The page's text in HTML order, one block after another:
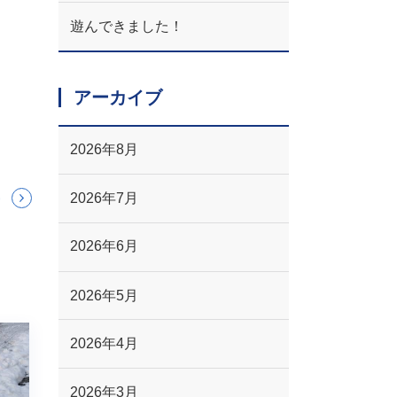
遊んできました！
アーカイブ
2026年8月
2026年7月
2026年6月
2026年5月
2026年4月
2026年3月